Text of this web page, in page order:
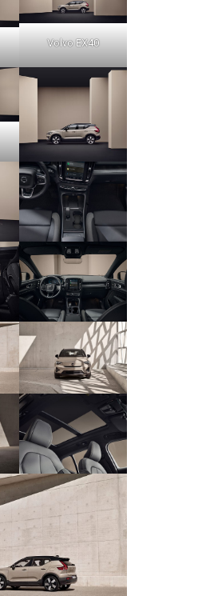
Volvo EX40